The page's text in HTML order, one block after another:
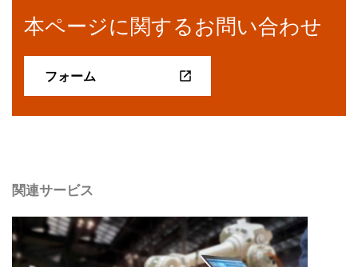
本ページに関するお問い合わせ
フォーム
関連サービス